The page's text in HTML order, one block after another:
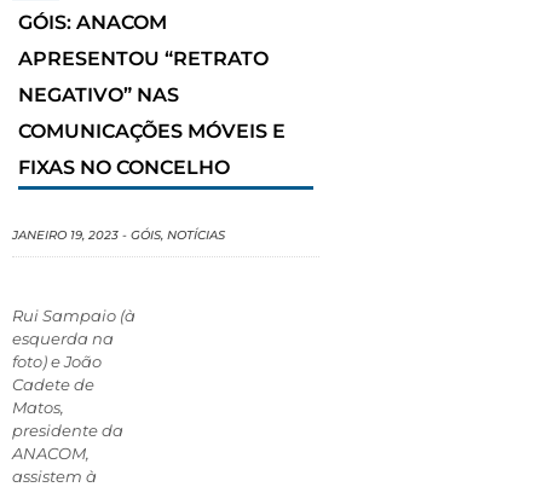
GÓIS: ANACOM
APRESENTOU “RETRATO
NEGATIVO” NAS
COMUNICAÇÕES MÓVEIS E
FIXAS NO CONCELHO
JANEIRO 19, 2023 - GÓIS, NOTÍCIAS
Rui Sampaio (à
esquerda na
foto) e João
Cadete de
Matos,
presidente da
ANACOM,
assistem à